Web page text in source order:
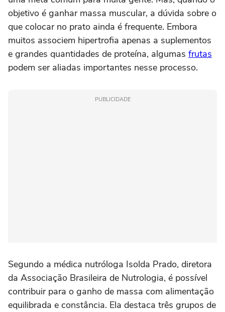
objetivo é ganhar massa muscular, a dúvida sobre o
que colocar no prato ainda é frequente. Embora
muitos associem hipertrofia apenas a suplementos
e grandes quantidades de proteína, algumas frutas
podem ser aliadas importantes nesse processo.
PUBLICIDADE
Segundo a médica nutróloga Isolda Prado, diretora
da Associação Brasileira de Nutrologia, é possível
contribuir para o ganho de massa com alimentação
equilibrada e constância. Ela destaca três grupos de